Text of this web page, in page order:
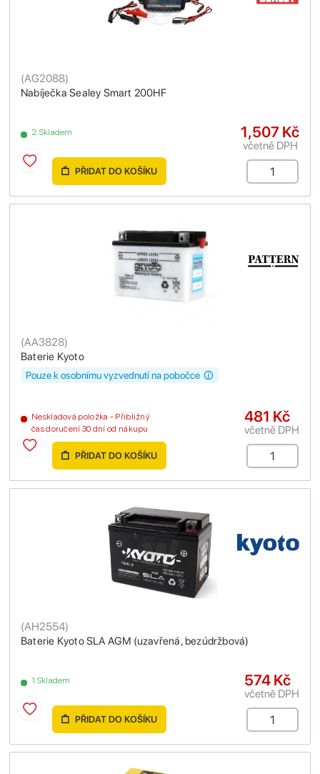
Nabíječka Sealey Smart 200HF
(AG2088)
2 Skladem 1,507 Kč
včetně DPH
PŘIDAT DO KOŠÍKU
Baterie Kyoto
(AA3828)
Neskladová položka - Přibližný
čas doručení 30 dní od nákupu
Pouze k osobnímu vyzvednutí na pobočce
481 Kč
včetně DPH
PŘIDAT DO KOŠÍKU
Baterie Kyoto SLA AGM (uzavřená, bezúdržbová)
(AH2554)
1 Skladem 574 Kč
včetně DPH
PŘIDAT DO KOŠÍKU